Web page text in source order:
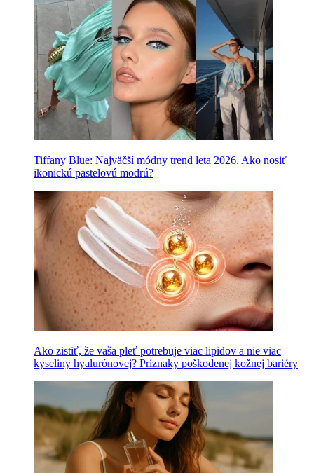
Tiffany Blue: Najväčší módny trend leta 2026. Ako nosiť
ikonickú pastelovú modrú?
Ako zistiť, že vaša pleť potrebuje viac lipidov a nie viac
kyseliny hyalurónovej? Príznaky poškodenej kožnej bariéry